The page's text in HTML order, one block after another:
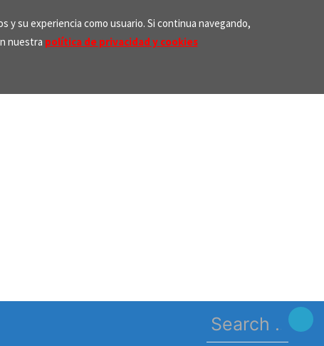
y su experiencia como usuario. Si continua navegando,
nuestra política de privacidad y cookies
Search
for: